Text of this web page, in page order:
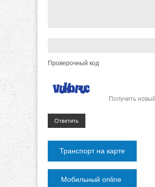
Проверочный код
Получить
Ответить
Транспорт на карте
Мобильный online